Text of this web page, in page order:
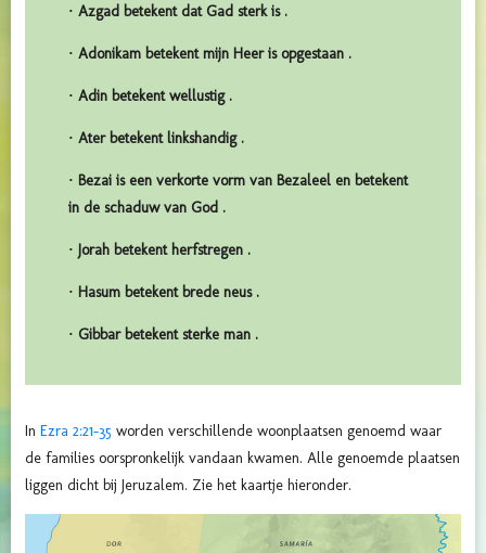
· Azgad betekent dat Gad sterk is .
· Adonikam betekent mijn Heer is opgestaan .
· Adin betekent wellustig .
· Ater betekent linkshandig .
· Bezai is een verkorte vorm van Bezaleel en betekent
in de schaduw van God .
· Jorah betekent herfstregen .
· Hasum betekent brede neus .
· Gibbar betekent sterke man .
In Ezra 2:21-35 worden verschillende woonplaatsen genoemd waar
de families oorspronkelijk vandaan kwamen. Alle genoemde plaatsen
liggen dicht bij Jeruzalem. Zie het kaartje hieronder.